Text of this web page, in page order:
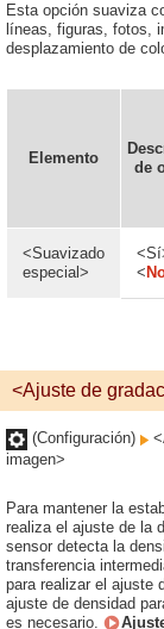
Esta opción suaviza
líneas, figuras, fotos,
desplazamiento de
Elemento
de
<Suavizado
especial>
<
<Ajuste de
(Configuración)
imagen>
Para mantener la
realiza el ajuste de la
sensor detecta la
transferencia
para realizar el ajuste
ajuste de densidad
es necesario.